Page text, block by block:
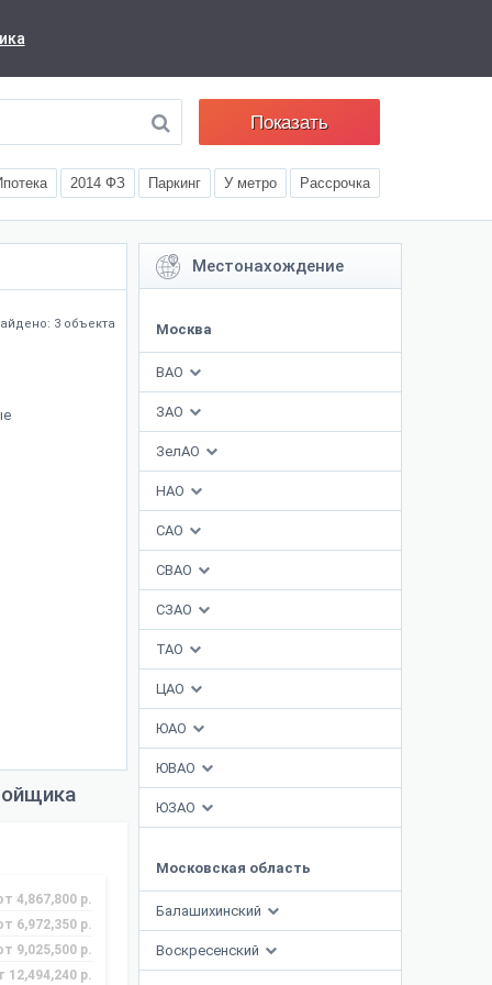
Показать
2014 ФЗ Паркинг У метро Рассрочка
Местонахождение
Москва
ВАО
ЗАО
ЗелАО
НАО
САО
СВАО
СЗАО
ТАО
ЦАО
ЮАО
ЮВАО
ЮЗАО
Московская область
Балашихинский
Воскресенский
3 объекта
4,867,800 р.
6,972,350 р.
9,025,500 р.
12,494,240 р.